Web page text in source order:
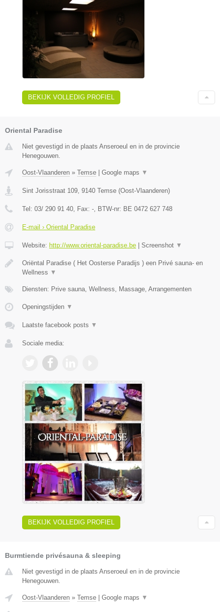
BEKIJK VOLLEDIG PROFIEL
Oriental Paradise
Niet gevestigd in de plaats Anseroeul en in de provincie
Henegouwen.
Oost-Vlaanderen » Temse Google maps ▼
Sint Jorisstraat 109, 9140 Temse (Oost-Vlaanderen)
Tel: 03/ 290 91 40, Fax: -, BTW-nr: BE 0472 627 748
E-mail › Oriental Paradise
Website: http://www.oriental-paradise.be Screenshot ▼
Oriëntal Paradise ( Het Oosterse Paradijs ) een Privé sauna- en
Wellness ▼
Diensten: Prive sauna, Wellness, Massage, Arrangementen
Openingstijden ▼
Laatste facebook posts ▼
Sociale media:
BEKIJK VOLLEDIG PROFIEL
Burmtiende privésauna & sleeping
Niet gevestigd in de plaats Anseroeul en in de provincie
Henegouwen.
Oost-Vlaanderen » Temse Google maps ▼